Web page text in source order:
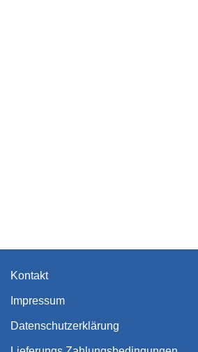
Kontakt
Impressum
Datenschutzerklärung